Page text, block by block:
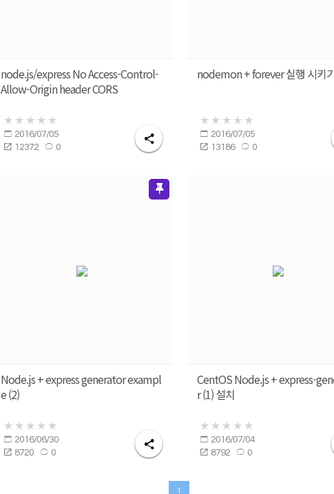
node.js/express No Access-Control-
Allow-Origin header CORS
2016/07/05
12372
0
nodemon + forever 실행 시키
2016/07/05
13186
0
Node.js + express generator exampl
e (2)
2016/06/30
8720
0
CentOS Node.js + express-
r (1) 설치
2016/07/04
8792
0
1